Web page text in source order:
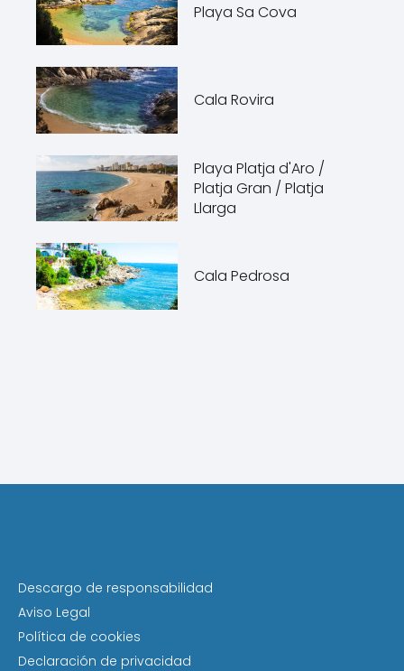
Playa Sa Cova
Cala Rovira
Playa Platja d'Aro /
Platja Gran / Platja
Llarga
Cala Pedrosa
Descargo de responsabilidad
Aviso Legal
Política de cookies
Declaración de privacidad